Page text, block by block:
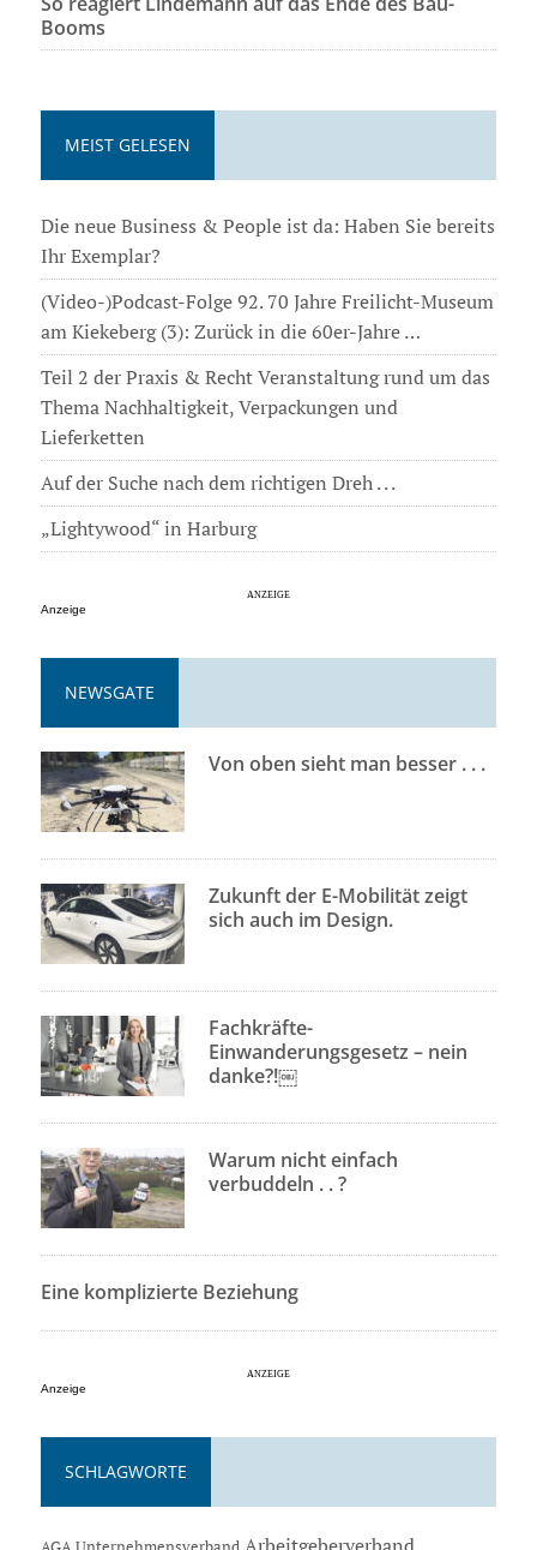
Booms
MEIST GELESEN
Die neue Business & People ist da: Haben Sie bereits
Ihr Exemplar?
(Video-)Podcast-Folge 92. 70 Jahre Freilicht-Museum
am Kiekeberg (3): Zurück in die 60er-Jahre …
Teil 2 der Praxis & Recht Veranstaltung rund um das
Thema Nachhaltigkeit, Verpackungen und
Lieferketten
Auf der Suche nach dem richtigen Dreh . . .
„Lightywood“ in Harburg
Anzeige
NEWSGATE
Von oben sieht man besser . . .
Zukunft der E-Mobilität zeigt
sich auch im Design.
Fachkräfte-
Einwanderungsgesetz – nein
danke?!￼
Warum nicht einfach
verbuddeln . . ?
Eine komplizierte Beziehung
Anzeige
SCHLAGWORTE